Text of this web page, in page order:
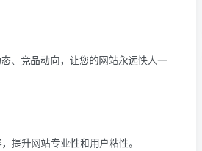
、竞品动向，让您的网站永远快人一
提升网站专业性和用户粘性。